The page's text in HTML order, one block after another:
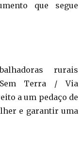
que segue
rurais
Terra / Via
a um pedaço de
e garantir uma